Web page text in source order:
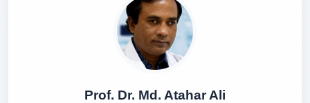
Prof. Dr. Md. Atahar Ali